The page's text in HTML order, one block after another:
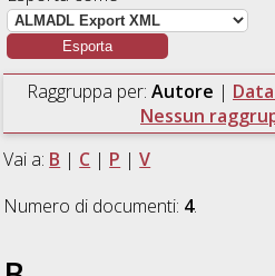
Raggruppa per: Autore |
Nessun
Vai a: B | C | P |V
Numero di documenti: 4.